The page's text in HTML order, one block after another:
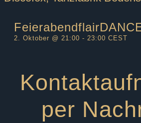
2. Oktober @ 21:00 - 23:00 CEST
per